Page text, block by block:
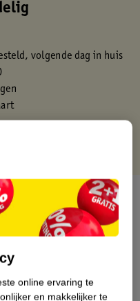
volgende dag in huis
online ervaring te
en makkelijker te